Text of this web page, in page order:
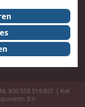
bij RS
806 558 519.B01 | KvK
B.V.